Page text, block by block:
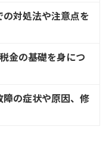
対処法や注意点を
金の基礎を身につ
の症状や原因、修